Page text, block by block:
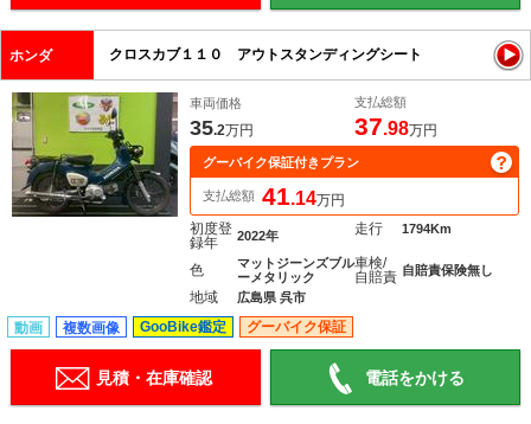
ホンダ クロスカブ１１０ アウトスタンディングシート
車両価格
35.2万円
支払総額
37.98万円
グーバイク保証付きプラン
支払総額 41.14万円
初度登
録年
2022年 走行 1794Km
色
マットジーンズブル
ーメタリック
車検/
自賠責 自賠責保険無し
地域 広島県 呉市
動画 複数画像 GooBike鑑定 グーバイク保証
見積・在庫確認 電話をかける